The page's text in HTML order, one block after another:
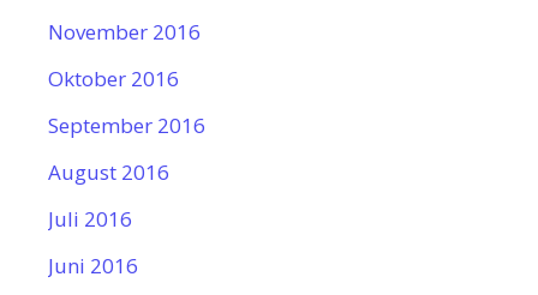
November 2016
Oktober 2016
September 2016
August 2016
Juli 2016
Juni 2016